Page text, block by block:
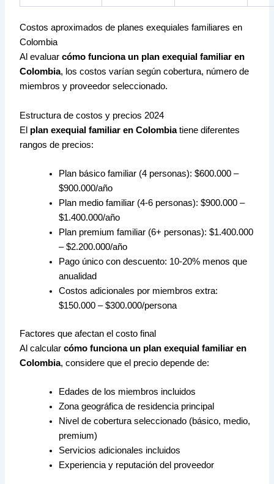
Costos aproximados de planes exequiales familiares en
Colombia
Al evaluarcómo funciona un plan exequial familiar en
Colombia, los costos varían según cobertura, número de
miembros y proveedor seleccionado.
Estructura de costos y precios 2024
El plan exequial familiar en Colombiatiene diferentes
rangos de precios:
Plan básico familiar (4 personas): $600.000 –
$900.000/año
Plan medio familiar (4-6 personas): $900.000 –
$1.400.000/año
Plan premium familiar (6+ personas): $1.400.000
– $2.200.000/año
Pago único con descuento: 10-20% menos que
anualidad
Costos adicionales por miembros extra:
$150.000 – $300.000/persona
Factores que afectan el costo final
Al calcularcómo funciona un plan exequial familiar en
Colombia, considere que el precio depende de:
Edades de los miembros incluidos
Zona geográfica de residencia principal
Nivel de cobertura seleccionado (básico, medio,
premium)
Servicios adicionales incluidos
Experiencia y reputación del proveedor